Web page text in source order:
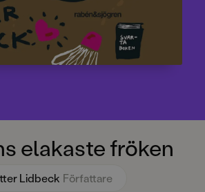
elakaste fröken
Lidbeck Författare